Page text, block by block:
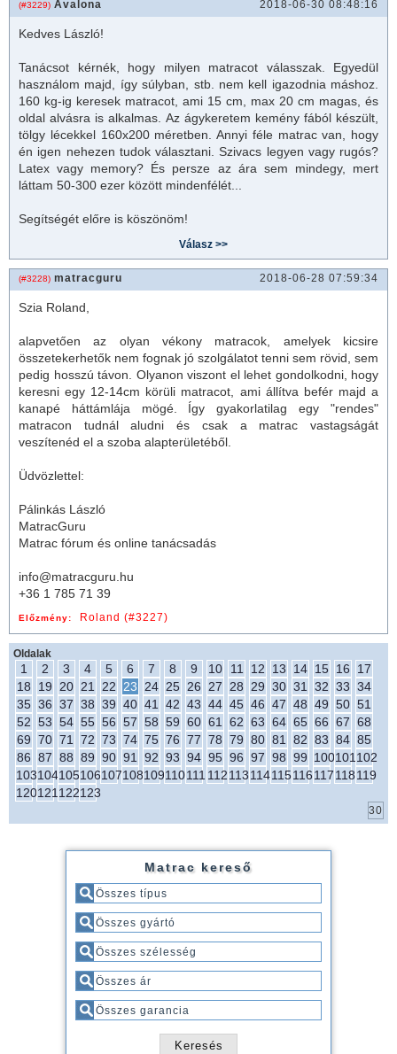
(#3229) Avalona 2018-06-30 08:48:16
Kedves László!
Tanácsot kérnék, hogy milyen matracot válasszak. Egyedül
használom majd, így súlyban, stb. nem kell igazodnia máshoz.
160 kg-ig keresek matracot, ami 15 cm, max 20 cm magas, és
oldal alvásra is alkalmas. Az ágykeretem kemény fából készült,
tölgy lécekkel 160x200 méretben. Annyi féle matracvan, hogy
én igen nehezen tudok választani. Szivacs legyen vagy rugós?
Latex vagy memory? És persze az ára sem mindegy, mert
láttam 50-300 ezer között mindenfélét...
Segítségét előre is köszönöm!
(#3228) matracguru 2018-06-28 07:59:34
Szia Roland,
alapvetően az olyan vékony matracok, amelyek kicsire
összetekerhetők nem fognak jó szolgálatot tenni sem rövid, sem
pedig hosszú távon. Olyanon viszont el lehet gondolkodni, hogy
keresni egy 12-14cm körüli matracot, ami állítva befér majd a
kanapé háttámlája mögé. Így gyakorlatilag egy "rendes"
matracon tudnál aludni és csak a matrac vastagságát
veszítenéd el a szoba alapterületéből.
Üdvözlettel:
Pálinkás László
MatracGuru
Matrac fórum és online tanácsadás
info@matracguru.hu
+36 1 785 71 39
Előzmény: Roland (#3227)
Oldalak
1 2 3 4 5 6 7 8 9 10 11 12 13 14 15 16
17
18
19 20 21 22 23 24 25 26 27 28 29 30 31 32 33 34
35 36 37 38 39 40 41 42 43 44 45 46 47 48 49 50 51
52 53 54 55 56 57 58 59 60 61 62 63 64 65 66 67 68
69 70 71 72 73 74 75 76 77 78 79 80 81 82 83 84 85
86 87 88 89 90 91 92 93 94 95 96 97 98 99 100101 102
103104105106107108109110111 112113114115116117118119
120121 122123
Matrac kereső